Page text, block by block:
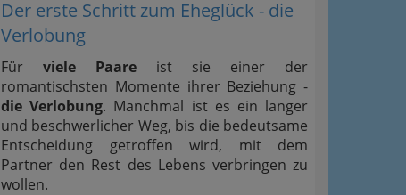
Der erste Schritt zum Eheglück - die
Verlobung
Für viele Paare ist sie einer der
romantischsten Momente ihrer Beziehung -
die Verlobung. Manchmal ist es ein langer
und beschwerlicher Weg, bis die bedeutsame
Entscheidung getroffen wird, mit dem
Partner den Rest des Lebens verbringen zu
wollen.